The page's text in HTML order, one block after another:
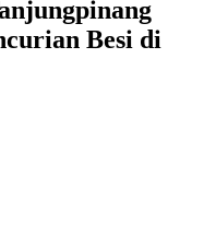
Besi di